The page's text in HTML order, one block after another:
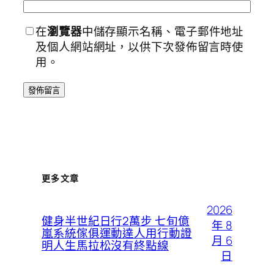
在瀏覽器中儲存顯示名稱、電子郵件地址
及個人網站網址，以供下次發佈留言時使
用。
更多文章
健身半世紀日行2萬步 七旬億
嵐系統傢俱運動達人用行動證
明人生馬拉松沒有終點線
2026
年 8
月 6
日